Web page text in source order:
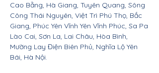
Cao Bằng, Hà Giang, Tuyên Quang, Sông
Công Thái Nguyên, Việt Trì Phú Thọ, Bắc
Giang, Phúc Yên Vĩnh Yên Vĩnh Phúc, Sa Pa
Lào Cai, Sơn La, Lai Châu, Hòa Bình,
Mường Lay Điện Biên Phủ, Nghĩa Lộ Yên
Bái, Hà Nội.